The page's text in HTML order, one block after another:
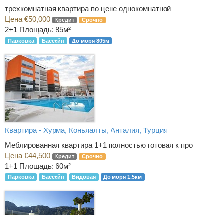
трехкомнатная квартира по цене однокомнатной
Цена €50,000
Кредит Срочно
2+1 Площадь: 85м²
Парковка Бассейн До моря 805м
Квартира - Хурма, Коньяалты, Анталия, Турция
Меблированная квартира 1+1 полностью готовая к про
Цена €44,500
Кредит Срочно
1+1 Площадь: 60м²
Парковка Бассейн Видовая До моря 1.5км